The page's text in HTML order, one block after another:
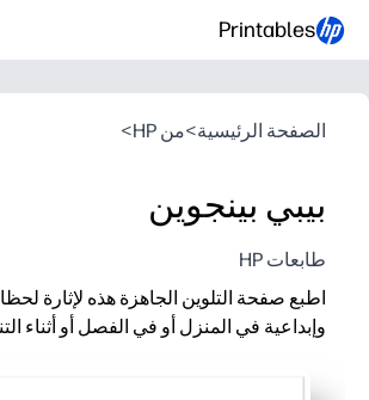
Printables
الصفحة الرئيسية>من HP >
بيبي بينجوين
طابعات HP
اطبع صفحة التلوين الجاهزة هذه لإثارة
وإبداعية في المنزل أو في الفصل أو أثناء
Zero Prep - ما عليك سوى الطباعة والاستيلاء على أقلام التلوين وستكون جاهزًا